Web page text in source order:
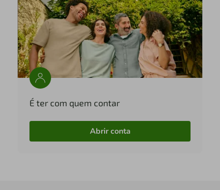
É ter com quem contar
Abrir conta